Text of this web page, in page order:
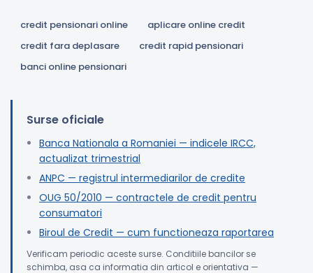
credit pensionari online
aplicare online credit
credit fara deplasare
credit rapid pensionari
banci online pensionari
Surse oficiale
Banca Nationala a Romaniei — indicele IRCC,
actualizat trimestrial
ANPC — registrul intermediarilor de credite
OUG 50/2010 — contractele de credit pentru
consumatori
Biroul de Credit — cum functioneaza raportarea
Verificam periodic aceste surse. Conditiile bancilor se
schimba, asa ca informatia din articol e orientativa —